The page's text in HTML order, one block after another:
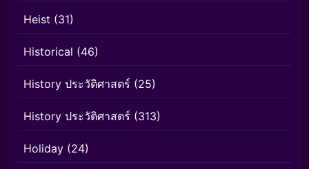
Heist (31)
Historical (46)
History ประวัติศาสตร์ (25)
History ประวัติศาสตร์ (313)
Holiday (24)